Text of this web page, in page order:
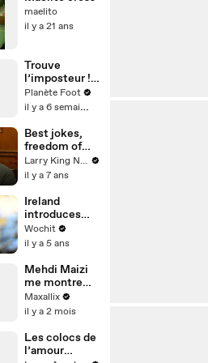
maelito
il y a 21 ans
Trouve
l’imposteur !
🥷🏼
Planète Foot
il y a 6 semaines
Best jokes,
freedom of
speech, and
timeless
Ron Funches
answers your
social media
questions
Larry King Now on Ora.TV
il y a 7 ans
Ireland
introduces
new
restrictions
Wochit
il y a 5 ans
Mehdi Maizi
me montre
ses maillots
en collab !
Maxallix
il y a 2 mois
Les colocs de
l’amour